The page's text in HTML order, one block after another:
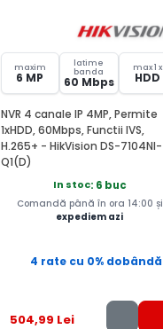
maxim
6 MP
latime
banda
60 Mbps
max 1 x
HDD
NVR 4 canale IP 4MP, Permite
1xHDD, 60Mbps, Functii IVS,
H.265+ - HikVision DS-7104NI-
Q1(D)
In stoc: 6 buc
Comandă până în ora 14:00 și
expediem azi
4 rate cu 0% dobândă
504,99 Lei